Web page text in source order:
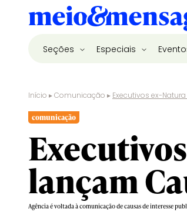
Seções Especiais
Início ▸Comunicação ▸ Executivos ex-
comunicação
lançam
Agência é voltada à comunicação de causas de interesse